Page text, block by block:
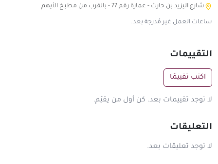
شارع اليزيد بن حارث - عمارة رقم 77 - بالقرب من مطبخ الأيهم
ساعات العمل غير مُدرجة بعد.
التقييمات
اكتب تقييمًا
لا توجد تقييمات بعد. كن أول من يقيّم.
التعليقات
لا توجد تعليقات بعد.